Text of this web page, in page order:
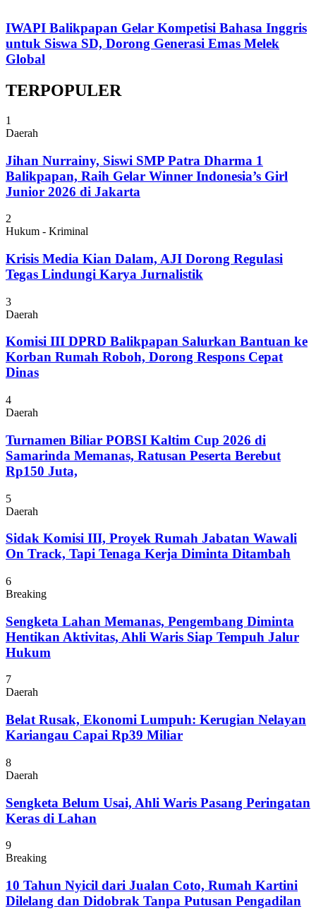
IWAPI Balikpapan Gelar Kompetisi Bahasa Inggris
untuk Siswa SD, Dorong Generasi Emas Melek
Global
TERPOPULER
1
Daerah
Jihan Nurrainy, Siswi SMP Patra Dharma 1
Balikpapan, Raih Gelar Winner Indonesia’s Girl
Junior 2026 di Jakarta
2
Hukum - Kriminal
Krisis Media Kian Dalam, AJI Dorong Regulasi
Tegas Lindungi Karya Jurnalistik
3
Daerah
Komisi III DPRD Balikpapan Salurkan Bantuan ke
Korban Rumah Roboh, Dorong Respons Cepat
Dinas
4
Daerah
Turnamen Biliar POBSI Kaltim Cup 2026 di
Samarinda Memanas, Ratusan Peserta Berebut
Rp150 Juta,
5
Daerah
Sidak Komisi III, Proyek Rumah Jabatan Wawali
On Track, Tapi Tenaga Kerja Diminta Ditambah
6
Breaking
Sengketa Lahan Memanas, Pengembang Diminta
Hentikan Aktivitas, Ahli Waris Siap Tempuh Jalur
Hukum
7
Daerah
Belat Rusak, Ekonomi Lumpuh: Kerugian Nelayan
Kariangau Capai Rp39 Miliar
8
Daerah
Sengketa Belum Usai, Ahli Waris Pasang Peringatan
Keras di Lahan
9
Breaking
10 Tahun Nyicil dari Jualan Coto, Rumah Kartini
Dilelang dan Didobrak Tanpa Putusan Pengadilan